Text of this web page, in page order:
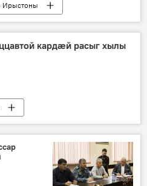
Ирыстоны
кардæй расыг хылы